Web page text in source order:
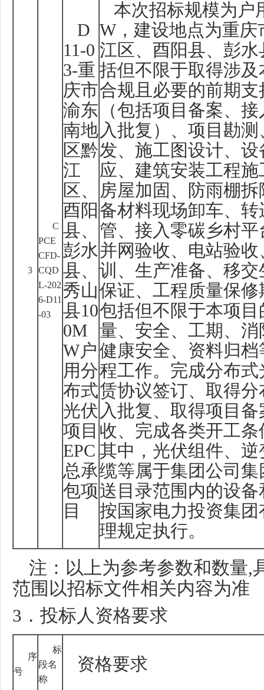
3
C
PCE
CFD-
CQD
L-202
6-D11
-03
D
11-0
3-重
庆市
渝东
南地
区黔
江
区、
酉阳
县、
彭水
县、
秀山
县10
0M
W户
用分
布式
光伏
项目
EPC
总承
包项
目
本次招标规模为户
W，建设地点为重庆
江区、酉阳县、彭
括但不限于取得涉
合规且必要的前期
（包括项目备案、
入批复）、项目勘
发、施工图设计、
应、建筑安装工程
房屋加固、防雨棚
备材料现场卸车、
管、接入零碳乡村
并网验收、电站验
训、生产准备、移
保证、工程质量保
包括但不限于本项
量、安全、工期、
健康安全、资料归
程工作。完成分布
赁协议签订、取得
入批复、取得项目
收、完成各类开工
其中，光伏组件、
缆等属于集团公司
送目录范围内的设
按国家电力投资集
理规定执行。
注：以上为参考参数和数量,
范围以招标文件相关内容为准
3 ．投标人资格要求
序
号
标
段名
称
资格要求